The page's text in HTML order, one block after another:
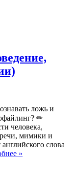
ложь и
✏
человека,
мимики и
слова
»